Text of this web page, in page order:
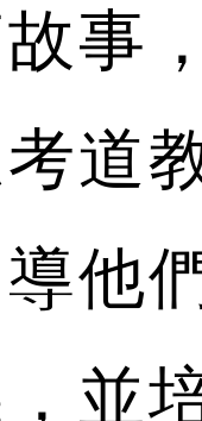
事
道
他
並